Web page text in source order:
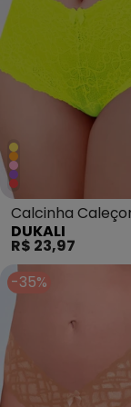
Calcinha
Renda Amarelo
DUKALI
R$ 23,97
-35%